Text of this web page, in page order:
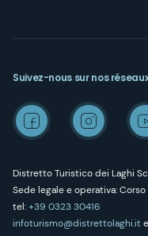
Distretto Turistico dei Laghi
Sede legale e operativa:
tel:+39 0323 30416
infoturismo@distrettolaghi.ite
Suivez-nous sur nos